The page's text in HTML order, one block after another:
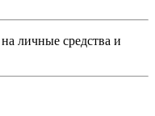
личные средства и